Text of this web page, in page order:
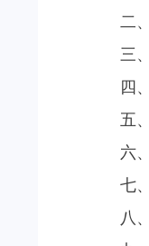
二
三
四
五
六
七
八